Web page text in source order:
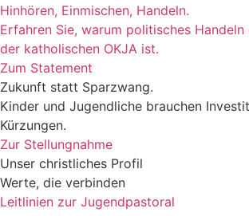
Hinhören, Einmischen, Handeln.
Erfahren Sie, warum politisches Handeln
der katholischen OKJA ist.
Zum Statement
Zukunft statt Sparzwang.
Kinder und Jugendliche brauchen
Kürzungen.
Zur Stellungnahme
Unser christliches Profil
Werte, die verbinden
Leitlinien zur Jugendpastoral